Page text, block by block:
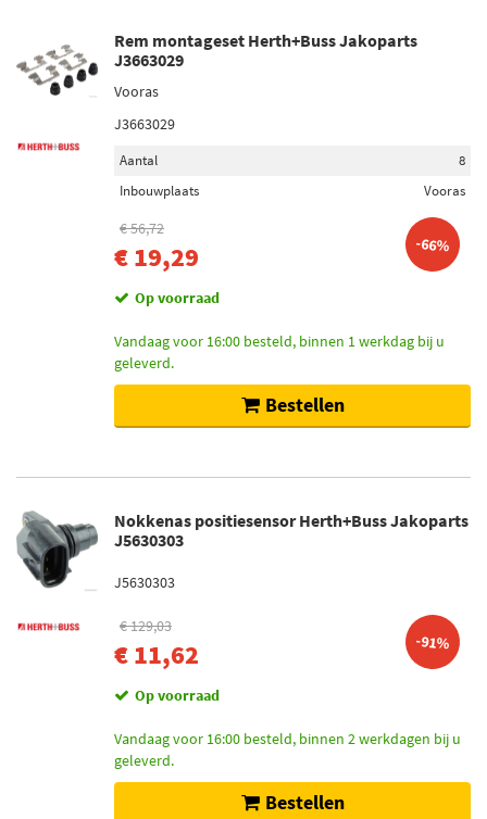
Rem montageset Herth+Buss Jakoparts
J3663029
Vooras
J3663029
Aantal
8
Inbouwplaats
Vooras
€ 56,72
€ 19,29 -66%
Op voorraad
Vandaag voor 16:00 besteld, binnen 1 werkdag bij u
geleverd.
Bestellen
Nokkenas positiesensor Herth+Buss Jakoparts
J5630303
J5630303
€ 129,03
€ 11,62 -91%
Op voorraad
Vandaag voor 16:00 besteld, binnen 2 werkdagen bij u
geleverd.
Bestellen